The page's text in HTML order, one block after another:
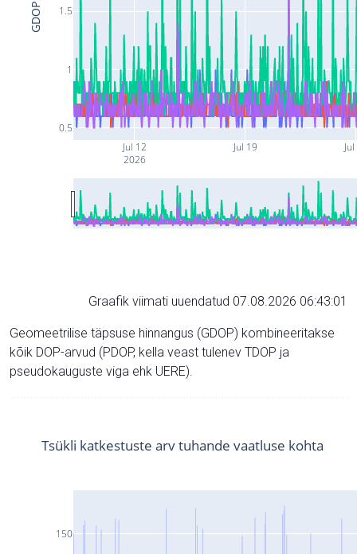
Jul 12
2026
Jul 19
0.5
1
1.5
GDOP
Graafik viimati uuendatud 07.08.2026 06:43:01
Geomeetrilise täpsuse hinnangus (GDOP) kombineeritakse
kõik DOP-arvud (PDOP, kella veast tulenev TDOP ja
pseudokauguste viga ehk UERE).
150
Tsükli katkestuste arv tuhande vaatluse kohta